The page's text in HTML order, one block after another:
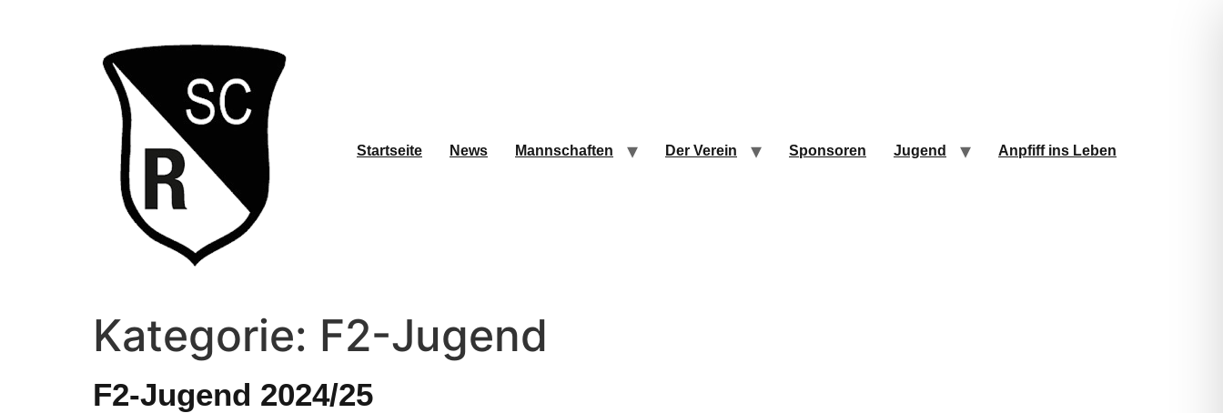
Startseite News Mannschaften Der Verein Sponsoren Jugend Anpfiff ins Leben
Kategorie: F2-Jugend
F2-Jugend 2024/25